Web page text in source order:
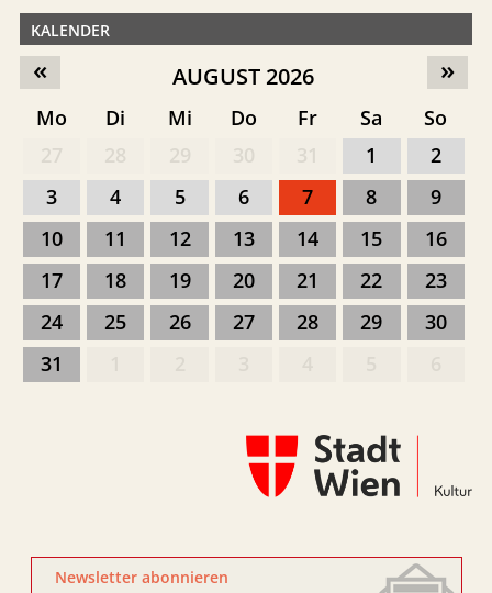
KALENDER
»
« AUGUST 2026
Mo Di Mi Do Fr Sa
So
1
2
3
4 5 6 7 8
9
10
11 12 13 14 15
16
17
18 19 20 21 22
23
24
25 26 27 28 29
30
31
Newsletter abonnieren